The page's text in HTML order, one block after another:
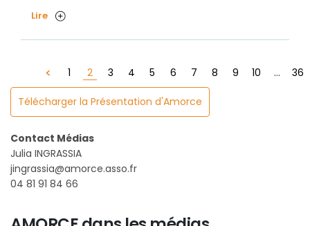
Lire
1 2 3 4 5 6 7 8 9 10 ... 36
Télécharger la Présentation d'Amorce
Contact Médias
Julia INGRASSIA
jingrassia@amorce.asso.fr
04 81 91 84 66